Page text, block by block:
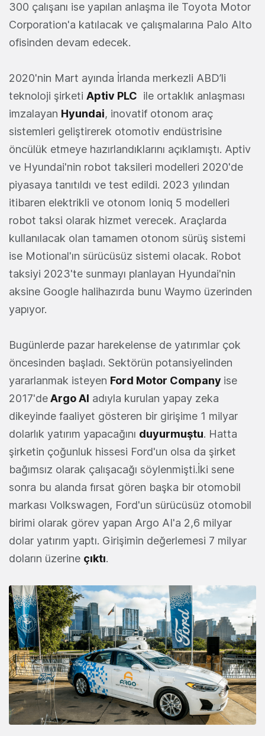
300 çalışanı ise yapılan anlaşma ile Toyota Motor
Corporation'a katılacak ve çalışmalarına Palo Alto
ofisinden devam edecek.
2020'nin Mart ayında İrlanda merkezli ABD’li
teknoloji şirketi Aptiv PLC ile ortaklık anlaşması
imzalayan Hyundai, inovatif otonom araç
sistemleri geliştirerek otomotiv endüstrisine
öncülük etmeye hazırlandıklarını açıklamıştı. Aptiv
ve Hyundai'nin robot taksileri modelleri 2020'de
piyasaya tanıtıldı ve test edildi. 2023 yılından
itibaren elektrikli ve otonom Ioniq 5 modelleri
robot taksi olarak hizmet verecek. Araçlarda
kullanılacak olan tamamen otonom sürüş sistemi
ise Motional'ın sürücüsüz sistemi olacak. Robot
taksiyi 2023'te sunmayı planlayan Hyundai'nin
aksine Google halihazırda bunu Waymo üzerinden
yapıyor.
Bugünlerde pazar harekelense de yatırımlar çok
öncesinden başladı. Sektörün potansiyelinden
yararlanmak isteyen Ford Motor Company ise
2017'deArgo AI adıyla kurulan yapay zeka
dikeyinde faaliyet gösteren bir girişime 1 milyar
dolarlık yatırım yapacağını duyurmuştu. Hatta
şirketin çoğunluk hissesi Ford'un olsa da şirket
bağımsız olarak çalışacağı söylenmişti.İki sene
sonra bu alanda fırsat gören başka bir otomobil
markası Volkswagen, Ford'un sürücüsüz otomobil
birimi olarak görev yapan Argo AI'a 2,6 milyar
dolar yatırım yaptı. Girişimin değerlemesi 7 milyar
doların üzerine çıktı.